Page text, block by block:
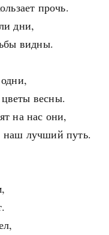
прочь.
дни,
видны.
весны.
на нас они,
наш лучший путь.